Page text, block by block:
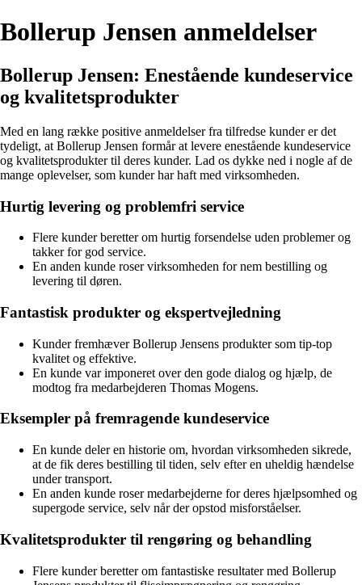
Bollerup Jensen anmeldelser
Bollerup Jensen: Enestående kundeservice
og kvalitetsprodukter
Med en lang række positive anmeldelser fra tilfredse kunder er det
tydeligt, at Bollerup Jensen formår at levere enestående kundeservice
og kvalitetsprodukter til deres kunder. Lad os dykke ned i nogle af de
mange oplevelser, som kunder har haft med virksomheden.
Hurtig levering og problemfri service
Flere kunder beretter om hurtig forsendelse uden problemer og
takker for god service.
En anden kunde roser virksomheden for nem bestilling og
levering til døren.
Fantastisk produkter og ekspertvejledning
Kunder fremhæver Bollerup Jensens produkter som tip-top
kvalitet og effektive.
En kunde var imponeret over den gode dialog og hjælp, de
modtog fra medarbejderen Thomas Mogens.
Eksempler på fremragende kundeservice
En kunde deler en historie om, hvordan virksomheden sikrede,
at de fik deres bestilling til tiden, selv efter en uheldig hændelse
under transport.
En anden kunde roser medarbejderne for deres hjælpsomhed og
supergode service, selv når der opstod misforståelser.
Kvalitetsprodukter til rengøring og behandling
Flere kunder beretter om fantastiske resultater med Bollerup